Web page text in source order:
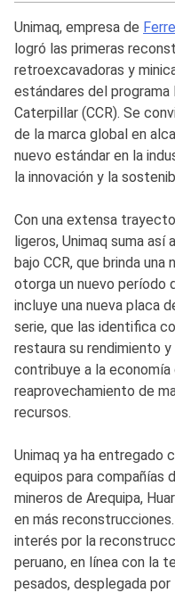
Unimaq, empresa de
logró las primeras
retroexcavadoras y
estándares del
Caterpillar (CCR). Se
de la marca global en
nuevo estándar en la
la innovación y la
Con una extensa
ligeros, Unimaq suma
bajo CCR, que brinda una
otorga un nuevo período
incluye una nueva placa
serie, que las identifica
restaura su rendimiento
contribuye a la
reaprovechamiento de
recursos.
Unimaq ya ha entregado
equipos para
mineros de Arequipa,
en más
interés por la
peruano, en línea con la
pesados, desplegada por